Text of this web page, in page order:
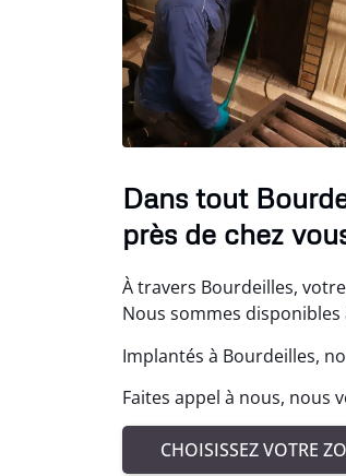
Dans tout
près de chez
À travers Bourdeilles,
Nous sommes
Implantés à Bourdeilles,
Faites appel à nous, nous
CHOISISSEZ VOTRE